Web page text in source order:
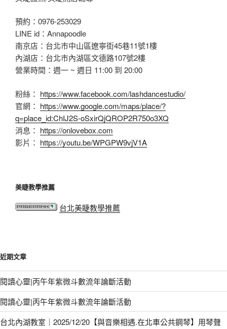
預約：0976-253029
LINE id：Annapoodle
南京店：台北市中山區遼寧街45巷11號1樓
內湖店：台北市內湖區文德路107號2樓
營業時間：週一 ~ 週日 11:00 到 20:00
粉絲： https://www.facebook.com/lashdancestudio/
官網： https://www.google.com/maps/place/?
q=place_id:ChIJ2S-oSxirQjQROP2R750o3XQ
消息： https://onlovebox.com
影片： https://youtu.be/WPGPW9vjV1A
美睫教學推薦
台北美睫教學推薦
近期文章
閱讀心靈|丙午年紫微斗數流年論斷活動
閱讀心靈|丙午年紫微斗數流年論斷活動
台北內湖教室｜2025/12/20【與音樂相遇.在北車公共鋼琴】用琴聲